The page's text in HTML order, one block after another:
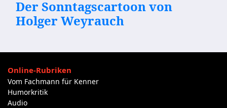
Der Sonntagscartoon von
Holger Weyrauch
Online-Rubriken
Vom Fachmann für Kenner
Humorkritik
Audio